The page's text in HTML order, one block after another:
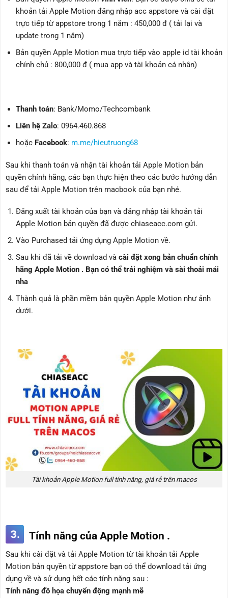
khoản tải Apple Motion đăng nhập acc appstore và cài đặt
trực tiếp từ appstore trong 1 năm : 450,000 đ ( tải lại và
update trong 1 năm)
Bản quyền Apple Motion mua trực tiếp vào apple id tài khoản
chính chủ : 800,000 đ ( mua app và tài khoản cá nhân)
Thanh toán: Bank/Momo/Techcombank
Liên hệ Zalo: 0964.460.868
hoặc Facebook: m.me/hieutruong68
Sau khi thanh toán và nhận tài khoản tải Apple Motion bản
quyền chính hãng, các bạn thực hiện theo các bước hướng dẫn
sau để tải Apple Motion trên macbook của bạn nhé.
Đăng xuất tài khoản của bạn và đăng nhập tài khoản tải
Apple Motion bản quyền đã được chiaseacc.com gửi.
Vào Purchased tải ứng dụng Apple Motion về.
Sau khi đã tải về download và cài đặt xong bản chuẩn chính
hãng Apple Motion . Bạn có thể trải nghiệm và sài thoải mái
nha
Thành quả là phần mềm bản quyền Apple Motion như ảnh
dưới.
Tài khoản Apple Motion full tính năng, giá rẻ trên macos
3. Tính năng của Apple Motion .
Sau khi cài đặt và tải Apple Motion từ tài khoản tải Apple
Motion bản quyền từ appstore bạn có thể download tải ứng
dụng về và sử dụng hết các tính năng sau :
Tính năng đồ họa chuyển động mạnh mẽ